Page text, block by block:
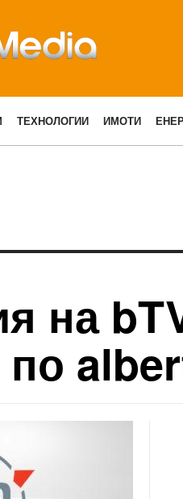
ТЕХНОЛОГИИ ИМОТИ
на